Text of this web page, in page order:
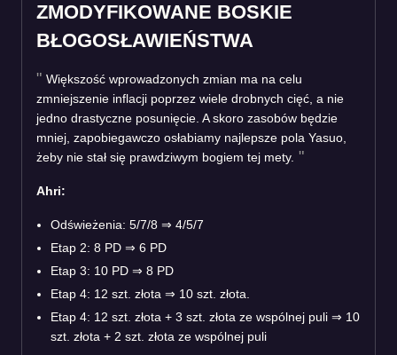
ZMODYFIKOWANE BOSKIE
BŁOGOSŁAWIEŃSTWA
Większość wprowadzonych zmian ma na celu
zmniejszenie inflacji poprzez wiele drobnych cięć, a nie
jedno drastyczne posunięcie. A skoro zasobów będzie
mniej, zapobiegawczo osłabiamy najlepsze pola Yasuo,
żeby nie stał się prawdziwym bogiem tej mety.
Ahri:
Odświeżenia: 5/7/8 ⇒ 4/5/7
Etap 2: 8 PD ⇒ 6 PD
Etap 3: 10 PD ⇒ 8 PD
Etap 4: 12 szt. złota ⇒ 10 szt. złota.
Etap 4: 12 szt. złota + 3 szt. złota ze wspólnej puli ⇒ 10
szt. złota + 2 szt. złota ze wspólnej puli